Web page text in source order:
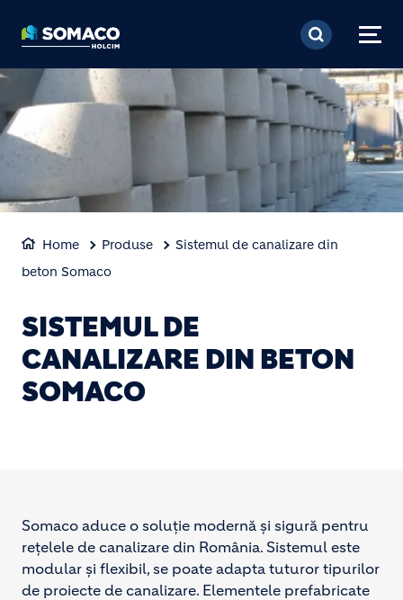
Mergi la conţinutul
Home Produse
Sistemul de canalizare din
beton Somaco
SISTEMUL DE
CANALIZARE DIN BETON
SOMACO
Somaco aduce o soluție modernă și sigură pentru
rețelele de canalizare din România. Sistemul este
modular și flexibil, se poate adapta tuturor tipurilor
de proiecte de canalizare. Elementele prefabricate